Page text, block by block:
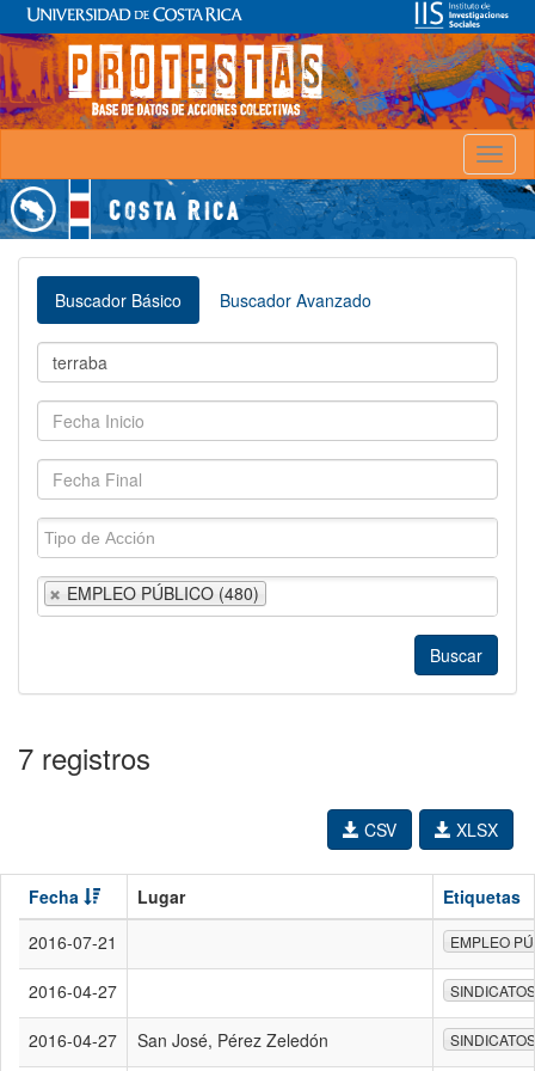
Buscador Básico Buscador Avanzado
EMPLEO PÚBLICO (480)
7 registros
XLSX
CSV
Fecha Lugar
Etiquetas
2016-07-21
EMPLEO
2016-04-27 SINDICATOS
2016-04-27 San José, Pérez Zeledón SINDICATOS